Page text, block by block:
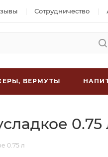
Сотрудничество
ВЕРМУТЫ
0.75
0.75 л